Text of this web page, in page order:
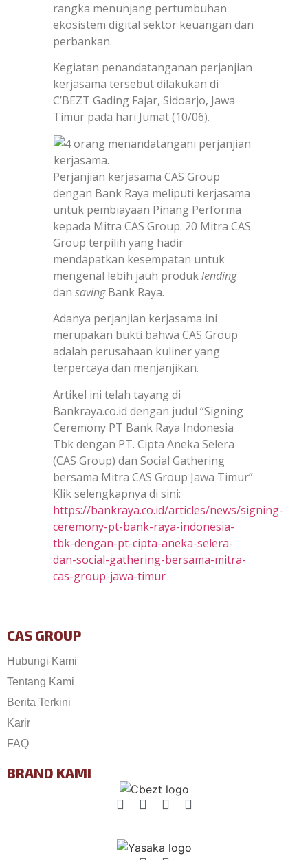
rangka menunjang pertumbuhan
ekosistem digital sektor keuangan dan
perbankan.
Kegiatan penandatanganan perjanjian
kerjasama tersebut dilakukan di
C’BEZT Gading Fajar, Sidoarjo, Jawa
Timur pada hari Jumat (10/06).
Perjanjian kerjasama CAS Group
dengan Bank Raya meliputi kerjasama
untuk pembiayaan Pinang Performa
kepada Mitra CAS Group. 20 Mitra CAS
Group terpilih yang hadir
mendapatkan kesempatan untuk
mengenal lebih jauh produklending
dansavingBank Raya.
Adanya perjanjian kerjasama ini
merupakan bukti bahwa CAS Group
adalah perusahaan kuliner yang
terpercaya dan menjanjikan.
Artikel ini telah tayang di
Bankraya.co.id dengan judul “Signing
Ceremony PT Bank Raya Indonesia
Tbk dengan PT. Cipta Aneka Selera
(CAS Group) dan Social Gathering
bersama Mitra CAS Group Jawa Timur”
Klik selengkapnya di sini:
https://bankraya.co.id/articles/news/signing-
ceremony-pt-bank-raya-indonesia-
tbk-dengan-pt-cipta-aneka-selera-
dan-social-gathering-bersama-mitra-
cas-group-jawa-timur
CAS GROUP
Hubungi Kami
Tentang Kami
Berita Terkini
Karir
FAQ
BRAND KAMI